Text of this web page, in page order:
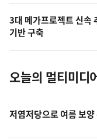
의
사
진
3대 메가프로젝트 신속
기반 구축
오늘의 멀티미디
저염저당으로 여름 보